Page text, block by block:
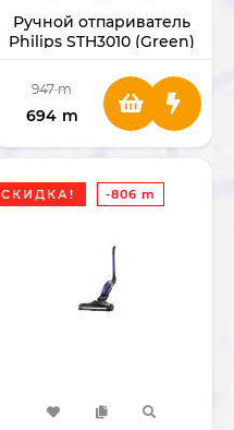
Ручной отпариватель
Philips STH3010 (Green)
947 m
694 m
СКИДКА! -806 m